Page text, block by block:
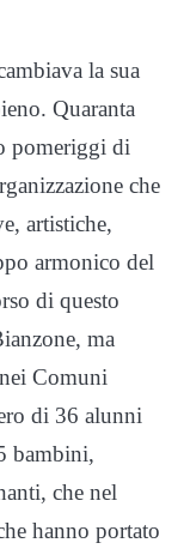
la sua
Quaranta
pomeriggi di
che
artistiche,
armonico del
di questo
ma
Comuni
di 36 alunni
bambini,
che nel
hanno portato